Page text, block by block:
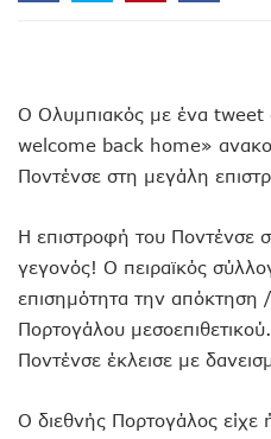
Ο Ολυμπιακός με ένα tweet
welcome back home»
Ποντένσε στη μεγάλη
Η επιστροφή του Ποντένσε
γεγονός! Ο πειραϊκός
επισημότητα την απόκτηση
Πορτογάλου
Ποντένσε έκλεισε με
Ο διεθνής Πορτογάλος είχε